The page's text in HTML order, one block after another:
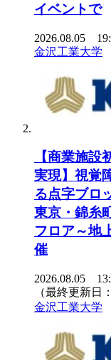
イベントで
2026.08.05
金沢工業大学
【商業施
実現】視覚
る点字ブロ
東京・錦糸
フロア～地
催
2026.08.05
（最終更新日：
金沢工業大学